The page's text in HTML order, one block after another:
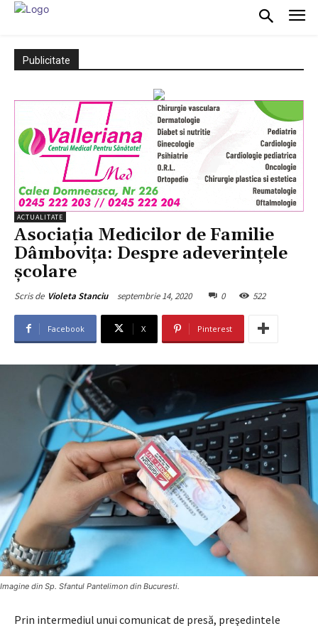
Publicitate
ACTUALITATE
Asociaţia Medicilor de Familie
Dâmboviţa: Despre adeverințele
școlare
Scris de Violeta Stanciu septembrie 14, 2020 0 522
Facebook X Pinterest
Imagine din Sp. Sfantul Pantelimon din Bucuresti.
Prin intermediul unui comunicat de presă, preşedintele